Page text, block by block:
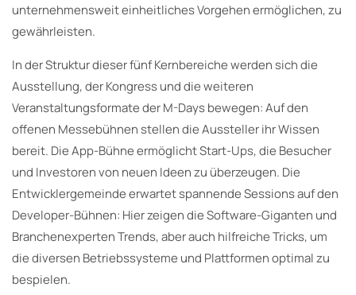
unternehmensweit einheitliches Vorgehen ermöglichen, zu
gewährleisten.
In der Struktur dieser fünf Kernbereiche werden sich die
Ausstellung, der Kongress und die weiteren
Veranstaltungsformate der M-Days bewegen: Auf den
offenen Messebühnen stellen die Aussteller ihr Wissen
bereit. Die App-Bühne ermöglicht Start-Ups, die Besucher
und Investoren von neuen Ideen zu überzeugen. Die
Entwicklergemeinde erwartet spannende Sessions auf den
Developer-Bühnen: Hier zeigen die Software-Giganten und
Branchenexperten Trends, aber auch hilfreiche Tricks, um
die diversen Betriebssysteme und Plattformen optimal zu
bespielen.